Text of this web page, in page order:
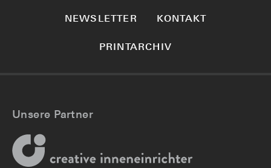
NEWSLETTER KONTAKT
PRINTARCHIV
Unsere Partner